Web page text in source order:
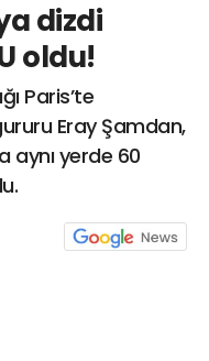
dizdi
oldu!
Paris’te
Eray Şamdan,
aynı yerde 60